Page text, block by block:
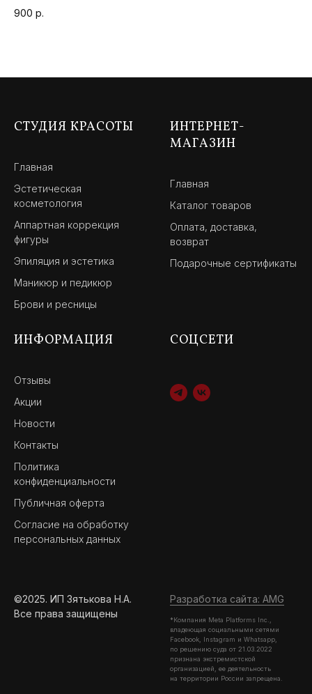
900 р.
СТУДИЯ КРАСОТЫ
Главная
Эстетическая
косметология
Аппартная коррекция
фигуры
Эпиляция и эстетика
Маникюр и педикюр
Брови и ресницы
ИНТЕРНЕТ-
МАГАЗИН
Главная
Каталог товаров
Оплата, доставка,
возврат
Подарочные сертификаты
ИНФОРМАЦИЯ
Отзывы
Акции
Новости
Контакты
Политика
конфиденциальности
Публичная оферта
Согласие на обработку
персональных данных
СОЦСЕТИ
©2025. ИП Зятькова Н.А.
Все права защищены
Разработка сайта: AMG
*Компания Meta Platforms Inc.,
владеющая социальными сетями
Facebook, Instagram и Whatsapp,
по решению суда от 21.03.2022
признана экстремистской
организацией, ее деятельность
на территории России запрещена.